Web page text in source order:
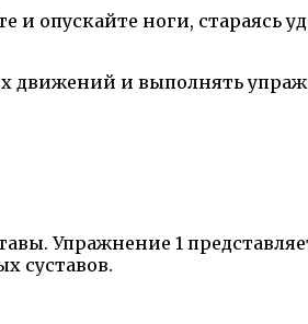
опускайте ноги, стараясь
движений и выполнять
Упражнение 1
суставов.